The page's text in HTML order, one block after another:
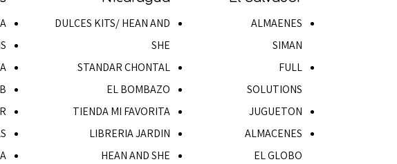
DULCES KITS/ HEAN AND
SHE
STANDAR CHONTAL
EL BOMBAZO
TIENDA MI FAVORITA
LIBRERIA JARDIN
HEAN AND SHE
ALMAENES
SIMAN
FULL
SOLUTIONS
JUGUETON
ALMACENES
EL GLOBO